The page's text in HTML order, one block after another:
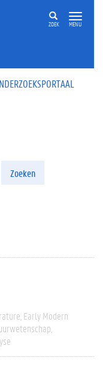
ZOEK MENU
Zoeken
Early Modern